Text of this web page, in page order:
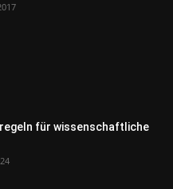
für wissenschaftliche